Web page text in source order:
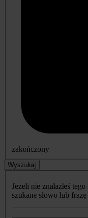
zakończony
Wyszukaj
Jeżeli nie znalazłeś
szukane słowo lub